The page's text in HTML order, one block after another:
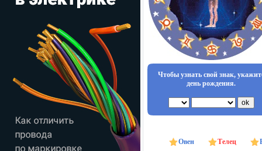
Чтобы узнать свой знак,
день рождения.
Овен Телец